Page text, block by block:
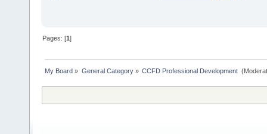
Pages: [1]
My Board » General Category» CCFD Professional Development